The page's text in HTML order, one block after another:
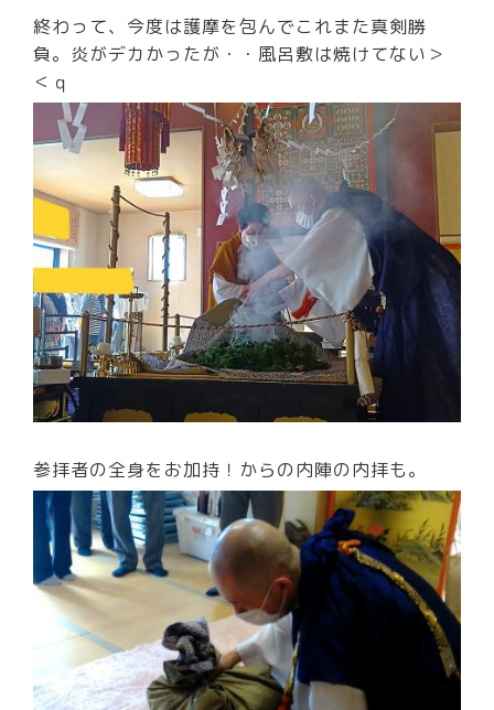
終わって、今度は護摩を包んでこれまた真剣勝
負。炎がデカかったが・・風呂敷は焼けてない＞
＜ｑ
参拝者の全身をお加持！からの内陣の内拝も。